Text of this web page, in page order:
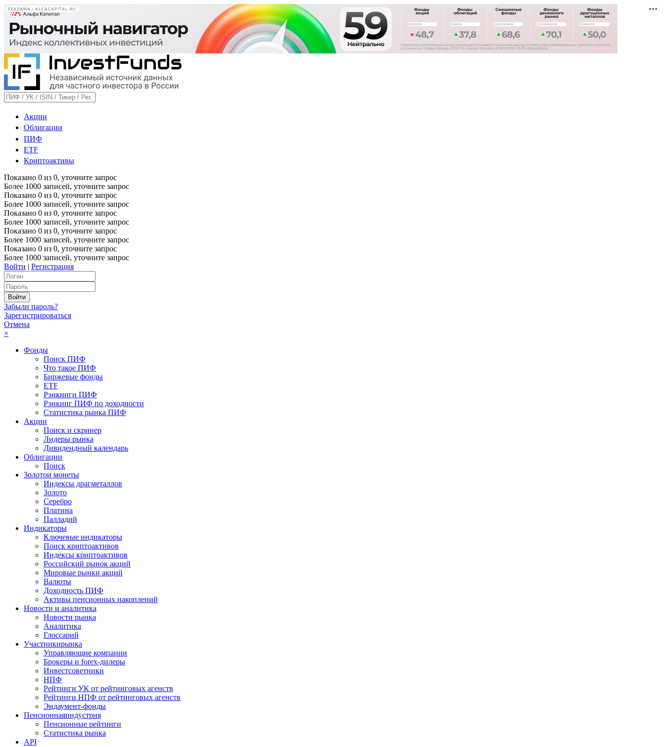
РЕКЛАМА • ALFACAPITAL.RU
Акции
Облигации
ПИФ
ETF
Криптоактивы
Показано 0 из 0, уточните запрос
Более 1000 записей, уточните запрос
Показано 0 из 0, уточните запрос
Более 1000 записей, уточните запрос
Показано 0 из 0, уточните запрос
Более 1000 записей, уточните запрос
Показано 0 из 0, уточните запрос
Более 1000 записей, уточните запрос
Показано 0 из 0, уточните запрос
Более 1000 записей, уточните запрос
Войти | Регистрация
Забыли пароль?
Зарегистрироваться
Отмена
×
Фонды
Поиск ПИФ
Что такое ПИФ
Биржевые фонды
ETF
Рэнкинги ПИФ
Рэнкинг ПИФ по доходности
Статистика рынка ПИФ
Акции
Поиск и скринер
Лидеры рынка
Дивидендный календарь
Облигации
Поиск
Золотои монеты
Индексы драгметаллов
Золото
Серебро
Платина
Палладий
Индикаторы
Ключевые индикаторы
Поиск криптоактивов
Индексы криптоактивов
Российский рынок акций
Мировые рынки акций
Валюты
Доходность ПИФ
Активы пенсионных накоплений
Новости и аналитика
Новости рынка
Аналитика
Глоссарий
Участникирынка
Управляющие компании
Брокеры и forex-дилеры
Инвестсоветники
НПФ
Рейтинги УК от рейтинговых агенств
Рейтинги НПФ от рейтинговых агенств
Эндаумент-фонды
Пенсионнаяиндустрия
Пенсионные рейтинги
Статистика рынка
API